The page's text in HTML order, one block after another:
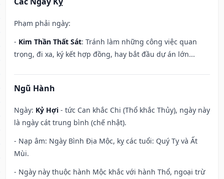
Phạm phải ngày:
- Kim Thần Thất Sát: Tránh làm những công việc quan
trọng, đi xa, ký kết hợp đồng, hay bắt đầu dự án lớn...
Ngũ Hành
Ngày: Kỷ Hợi - tức Can khắc Chi (Thổ khắc Thủy), ngày này
là ngày cát trung bình (chế nhật).
- Nạp âm: Ngày Bình Địa Mộc, kỵ các tuổi: Quý Tỵ và Ất
Mùi.
- Ngày này thuộc hành Mộc khắc với hành Thổ, ngoại trừ